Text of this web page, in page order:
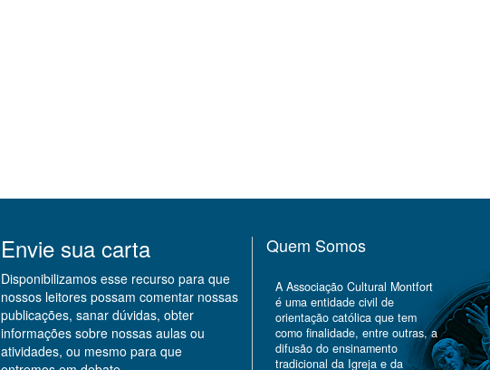
Envie sua carta
Disponibilizamos esse recurso para que
nossos leitores possam comentar nossas
publicações, sanar dúvidas, obter
informações sobre nossas aulas ou
atividades, ou mesmo para que
Quem Somos
A Associação Cultural Montfort
é uma entidade civil de
orientação católica que tem
como finalidade, entre outras, a
difusão do ensinamento
tradicional da Igreja e da